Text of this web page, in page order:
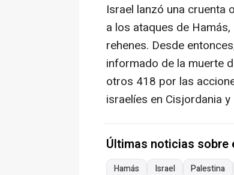
Israel lanzó una cruenta
a los ataques de
rehenes. Desde
informado de la muerte
otros 418 por las
israelíes en Cisjordania
Últimas noticias sobre
Hamás Israel Palestina